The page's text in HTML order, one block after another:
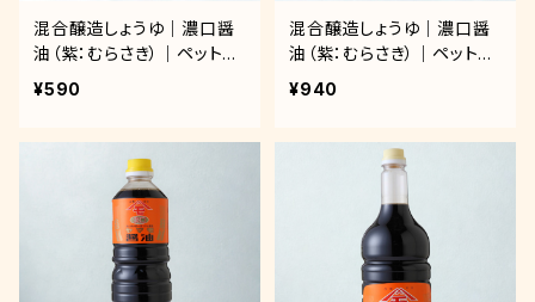
混合醸造しょうゆ｜濃口醤
油（紫：むらさき）｜ペットボ
トル 1.0ℓ
¥590
混合醸造しょうゆ｜濃口醤
油（紫：むらさき）｜ペットボ
トル 1.8ℓ
¥940